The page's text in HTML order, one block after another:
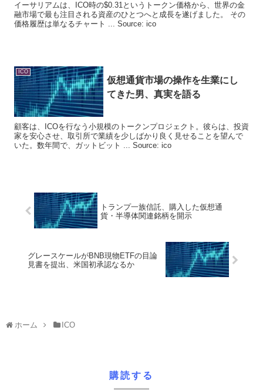
イーサリアムは、ICO時の$0.31というトークン価格から、世界の金
融市場で最も注目される資産のひとつへと成長を遂げました。 その
価格履歴は単なるチャート ... Source: ico
ICO
仮想通貨市場の操作を生業にし
てきた男、真実を語る
顧客は、ICOを行なう小規模のトークンプロジェクト。彼らは、投資
家を安心させ、取引所で業績を少しばかり良く見せることを望んで
いた。数年間で、ガットビット ... Source: ico
トランプ一族信託、購入した仮想通
貨・半導体関連銘柄を開示
グレースケールがBNB現物ETFの目論
見書を提出、米国初承認なるか
ホーム ICO
購読する